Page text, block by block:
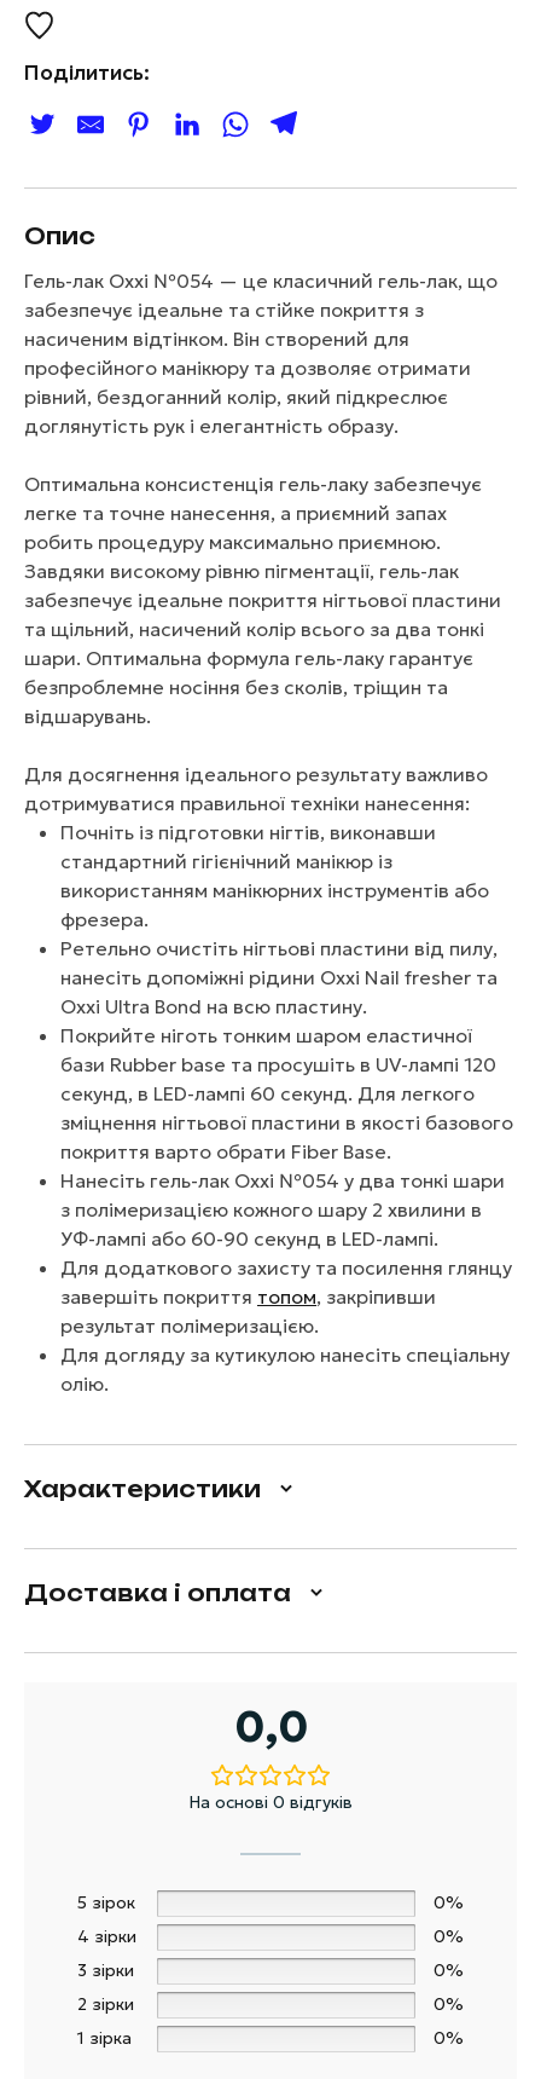
Поділитись:
Опис
Гель-лак Oxxi №054 — це класичний гель-лак, що
забезпечує ідеальне та стійке покриття з
насиченим відтінком. Він створений для
професійного манікюру та дозволяє отримати
рівний, бездоганний колір, який підкреслює
доглянутість рук і елегантність образу.
Оптимальна консистенція гель-лаку забезпечує
легке та точне нанесення, а приємний запах
робить процедуру максимально приємною.
Завдяки високому рівню пігментації, гель-лак
забезпечує ідеальне покриття нігтьової пластини
та щільний, насичений колір всього за два тонкі
шари. Оптимальна формула гель-лаку гарантує
безпроблемне носіння без сколів, тріщин та
відшарувань.
Для досягнення ідеального результату важливо
дотримуватися правильної техніки нанесення:
Почніть із підготовки нігтів, виконавши
стандартний гігієнічний манікюр із
використанням манікюрних інструментів або
фрезера.
Ретельно очистіть нігтьові пластини від пилу,
нанесіть допоміжні рідини Oxxi Nail fresher та
Oxxi Ultra Bond на всю пластину.
Покрийте ніготь тонким шаром еластичної
бази Rubber base та просушіть в UV-лампі 120
секунд, в LED-лампі 60 секунд. Для легкого
зміцнення нігтьової пластини в якості базового
покриття варто обрати Fiber Base.
Нанесіть гель-лак Oxxi №054 у два тонкі шари
з полімеризацією кожного шару 2 хвилини в
УФ-лампі або 60-90 секунд в LED-лампі.
Для додаткового захисту та посилення глянцу
завершіть покриття топом, закріпивши
результат полімеризацією.
Для догляду за кутикулою нанесіть спеціальну
олію.
Характеристики
Доставка і оплата
0,0
На основі 0 відгуків
5 зірок
0%
4 зірки
0%
3 зірки
0%
2 зірки
0%
1 зірка
0%